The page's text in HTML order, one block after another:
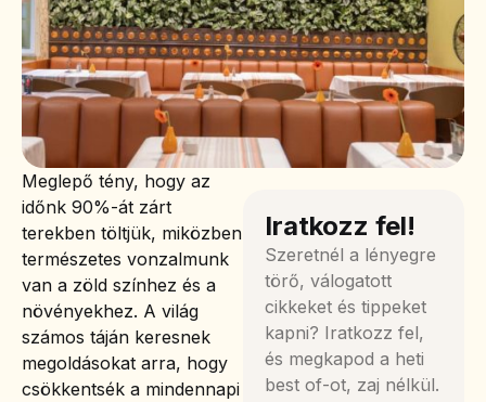
Meglepő tény, hogy az
időnk 90%-át zárt
terekben töltjük, miközben
természetes vonzalmunk
van a zöld színhez és a
növényekhez. A világ
számos táján keresnek
megoldásokat arra, hogy
csökkentsék a mindennapi
Iratkozz fel!
Szeretnél a lényegre
törő, válogatott
cikkeket és tippeket
kapni? Iratkozz fel,
és megkapod a heti
best of-ot, zaj nélkül.